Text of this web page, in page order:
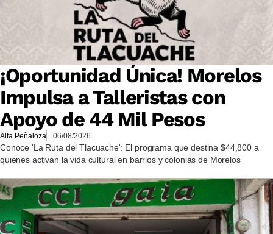
¡Oportunidad Única! Morelos
Impulsa a Talleristas con
Apoyo de 44 Mil Pesos
Alfa Peñaloza 06/08/2026
Conoce 'La Ruta del Tlacuache': El programa que destina $44,800 a
quienes activan la vida cultural en barrios y colonias de Morelos